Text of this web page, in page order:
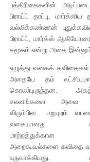
பத்திரிகைகளின்
பிராய்ட் தரப்பு,
வல்லிக்கண்ணன்
பிராய்ட், மார்க்ஸ்
சமூகம் என்று அதை
எழுத்து வகைக்
அதையே தம்
கொண்டிருந்தன.
சலனங்களை அவை
விரும்பின. மறுபுறம்
வகையானது
மாற்றத்துக்கான
அறைகூவல்களை கவிதை
உருவாக்கியது.